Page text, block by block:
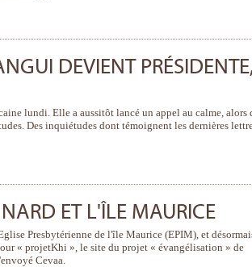
DEVIENT
lundi. Elle a aussitôt lancé un appel au calme, alors
Des inquiétudes dont témoignent les dernières
ET L'ÎLE MAURICE
Presbytérienne de l'île Maurice (EPIM), et
« projetKhi », le site du projet « évangélisation » de
Cevaa.